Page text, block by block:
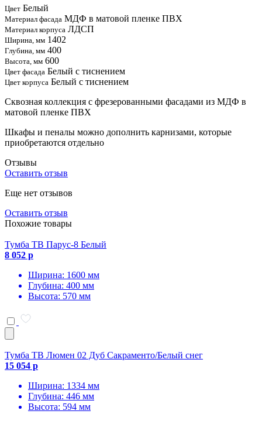
Цвет Белый
Материал фасада МДФ в матовой пленке ПВХ
Материал корпуса ЛДСП
Ширина, мм 1402
Глубина, мм 400
Высота, мм 600
Цвет фасада Белый с тиснением
Цвет корпуса Белый с тиснением
Сквозная коллекция с фрезерованными фасадами из МДФ в
матовой пленке ПВХ
Шкафы и пеналы можно дополнить карнизами, которые
приобретаются отдельно
Отзывы
Оставить отзыв
Еще нет отзывов
Оставить отзыв
Похожие товары
Тумба ТВ Парус-8 Белый
8 052 р
Ширина: 1600 мм
Глубина: 400 мм
Высота: 570 мм
Тумба ТВ Люмен 02 Дуб Сакраменто/Белый снег
15 054 р
Ширина: 1334 мм
Глубина: 446 мм
Высота: 594 мм